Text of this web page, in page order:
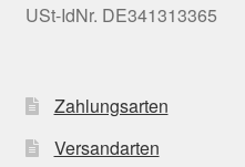
USt-IdNr. DE341313365
Zahlungsarten
Versandarten